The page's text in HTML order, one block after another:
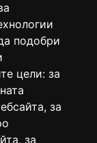
подобри
цели: за
, за
, за